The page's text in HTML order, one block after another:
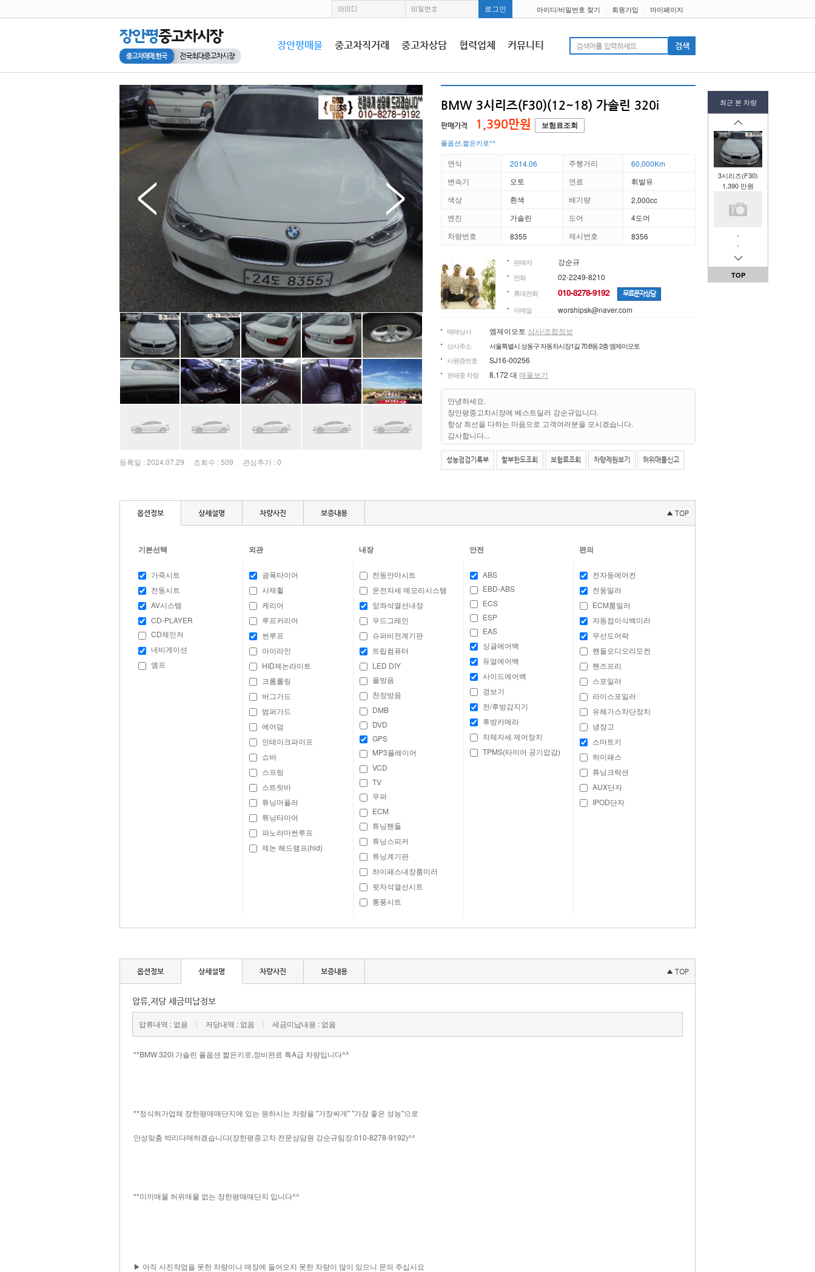
아이디/비밀번호 찾기 회원가입 마이페이지
장안평매물 중고차직거래 중고차상담 협력업체 커뮤니티
최근 본 차량
3시리즈(F30)
1,390 만원
-
-
TOP
등록일 : 2024.07.29 조회수 : 509 관심추가 : 0
BMW 3시리즈(F30)(12~18) 가솔린 320i
판매가격 1,390만원 보험료조회
풀옵션,짧은키로^^
연식 2014.06 주행거리
60,000Km
변속기
오토 연료
휘발유
색상
흰색 배기량
2,000cc
엔진
가솔린 도어
4도어
차량번호
8355 제시번호 8356
판매자 강순규
전화 02-2249-8210
휴대전화 010-8278-9192 무료문자상담
이메일 worshipsk@naver.com
매매상사 엠제이오토 상사/조합정보
상사주소
서울특별시 성동구 자동차시장1길 70 B동 2층 엠제이오토
사원증번호
SJ16-00256
판매중 차량 8,172 대 매물보기
안녕하세요.
장안평중고차시장에 베스트딜러 강순규입니다.
항상 최선을 다하는 마음으로 고객여러분을 모시겠습니다.
감사합니다...
성능점검기록부 할부한도조회 보험료조회 차량제원보기 허위매물신고
옵션정보 상세설명 차량사진 보증내용 ▲ TOP
기본선택 외관 내장 안전 편의
가죽시트
전동시트
AV시스템
CD-PLAYER
CD체인저
네비게이션
엠프
광폭타이어
사제휠
케리어
루프커리어
썬루프
아이라인
HID제논라이트
크롬롤링
버그가드
범퍼가드
에어덤
인테이크파이프
쇼바
스프링
스트릿바
튜닝머플러
튜닝타이어
파노라마썬루프
제논 헤드램프(hid)
전동안마시트
운전자세 메모리시스템
앞좌석열선내장
우드그레인
슈퍼비전계기판
트립컴퓨터
LED DIY
올방음
천장방음
DMB
DVD
GPS
MP3플레이어
VCD
TV
우퍼
ECM
튜닝핸들
튜닝스피커
튜닝계기판
하이패스내장룸미러
뒷자석열선시트
통풍시트
ABS
EBD-ABS
ECS
ESP
EAS
싱글에어백
듀얼에어백
사이드에어백
경보기
전/후방감지기
후방카메라
차체자세 제어장치
TPMS(타이어 공기압감)
전자동에어컨
전동밀러
ECM룸밀러
자동접이식백미러
무선도어락
핸들오디오리모컨
핸즈프리
스포일러
라이스포일러
유해가스차단장치
냉장고
스마트키
하이패스
튜닝크락션
AUX단자
IPOD단자
옵션정보 상세설명 차량사진 보증내용 ▲ TOP
압류,저당 세금미납정보
압류내역 : 없음 | 저당내역 : 없음 | 세금미납내용 : 없음
**BMW 320I 가솔린 풀옵션 짧은키로,정비완료 특A급 차량입니다^^
**정식허가업체 장한평매매단지에 있는 원하시는 차량을 "가장싸게" "가장 좋은 성능"으로
안성맞춤 박리다매하겠습니다(장한평중고차 전문상담원 강순규팀장:010-8278-9192)^^
**미끼매물 허위매물 없는 장한평매매단지 입니다^^
▶ 아직 사진작업을 못한 차량이나 매장에 들어오지 못한 차량이 많이 있으니 문의 주십시요